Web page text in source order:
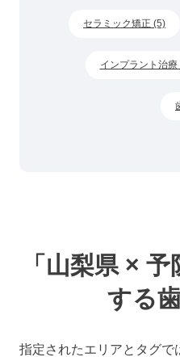
セラミック矯正 (5)
インプラント治療
「山梨県 ×
する
指定されたエリアとタグで